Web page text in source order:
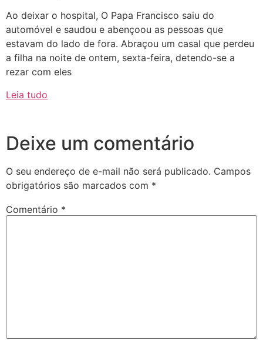
Ao deixar o hospital, O Papa Francisco saiu do
automóvel e saudou e abençoou as pessoas que
estavam do lado de fora. Abraçou um casal que perdeu
a filha na noite de ontem, sexta-feira, detendo-se a
rezar com eles
Leia tudo
Deixe um comentário
O seu endereço de e-mail não será publicado. Campos
obrigatórios são marcados com *
Comentário *